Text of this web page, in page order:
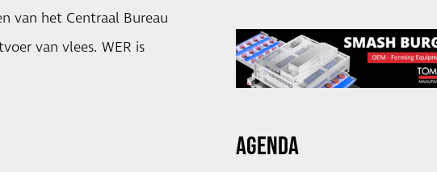
van het Centraal Bureau
van vlees. WER is
AGENDA